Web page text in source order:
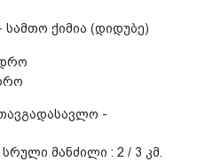
ქიმია (დიდუბე)
დრო
-
მანძილი : 2 / 3 კმ.